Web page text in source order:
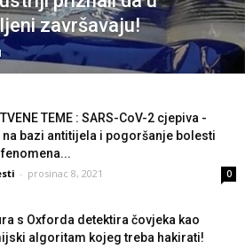
završavaju!
TEME : SARS-CoV-2 cjepiva -
na bazi antitijela i pogoršanje bolesti
- prosinac 8, 2021 0
s Oxforda detektira čovjeka kao
algoritam kojeg treba hakirati!